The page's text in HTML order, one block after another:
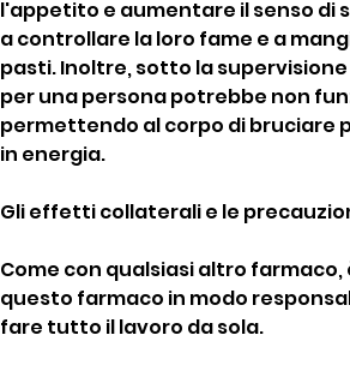
l'appetito e aumentare il senso di
a controllare la loro fame e a
pasti. Inoltre, sotto la
per una persona potrebbe non
permettendo al corpo di bruciare
in energia.
Gli effetti collaterali e le
Come con qualsiasi altro
questo farmaco in modo
fare tutto il lavoro da sola.